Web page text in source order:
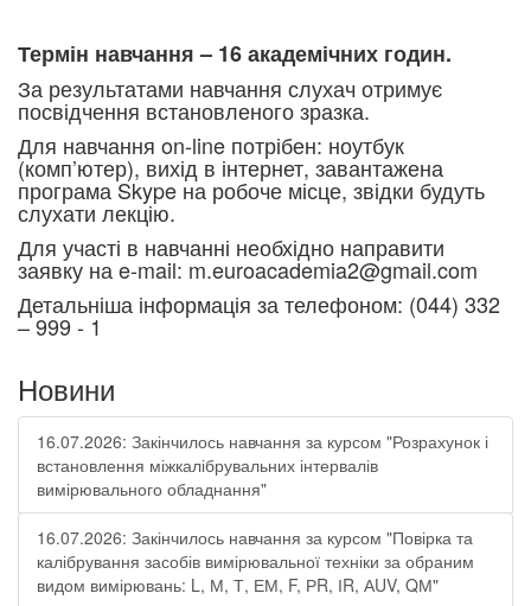
Термін навчання – 16 академічних годин.
За результатами навчання слухач отримує
посвідчення встановленого зразка.
Для навчання on-line потрібен: ноутбук
(комп’ютер), вихід в інтернет, завантажена
програма Skype на робоче місце, звідки будуть
слухати лекцію.
Для участі в навчанні необхідно направити
заявку на e-mail: m.euroacademia2@gmail.com
Детальніша інформація за телефоном: (044) 332
– 999 - 1
Новини
16.07.2026: Закінчилось навчання за курсом "Розрахунок і
встановлення міжкалібрувальних інтервалів
вимірювального обладнання"
16.07.2026: Закінчилось навчання за курсом "Повірка та
калібрування засобів вимірювальної техніки за обраним
видом вимірювань: L, М, Т, ЕМ, F, РR, ІR, АUV, QМ"